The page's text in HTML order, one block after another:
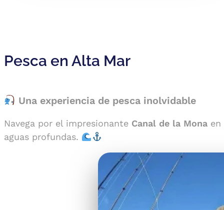
Pesca en Alta Mar
Una experiencia de pesca inolvidable
Navega por el impresionante Canal de la Mona en
aguas profundas.